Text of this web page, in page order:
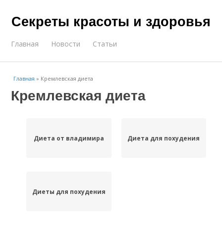
Секреты красоты и здоровья
Главная Новости Статьи
Главная » Кремлевская диета
Кремлевская диета
Диета от владимира Диета для похудения
Диеты для похудения